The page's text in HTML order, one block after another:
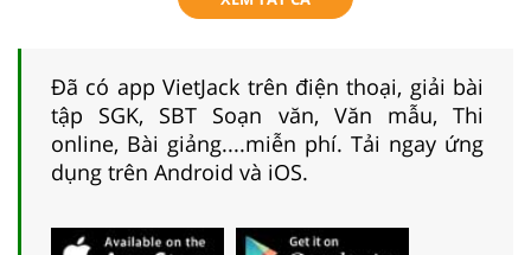
Đã có app VietJack trên điện thoại, giải bài
tập SGK, SBT Soạn văn, Văn mẫu, Thi
online, Bài giảng....miễn phí. Tải ngay ứng
dụng trên Android và iOS.